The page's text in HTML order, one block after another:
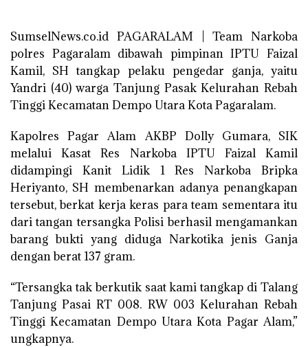
SumselNews.co.id PAGARALAM | Team Narkoba
polres Pagaralam dibawah pimpinan IPTU Faizal
Kamil, SH tangkap pelaku pengedar ganja, yaitu
Yandri (40) warga Tanjung Pasak Kelurahan Rebah
Tinggi Kecamatan Dempo Utara Kota Pagaralam.
Kapolres Pagar Alam AKBP Dolly Gumara, SIK
melalui Kasat Res Narkoba IPTU Faizal Kamil
didampingi Kanit Lidik 1 Res Narkoba Bripka
Heriyanto, SH membenarkan adanya penangkapan
tersebut, berkat kerja keras para team sementara itu
dari tangan tersangka Polisi berhasil mengamankan
barang bukti yang diduga Narkotika jenis Ganja
dengan berat 137 gram.
“Tersangka tak berkutik saat kami tangkap di Talang
Tanjung Pasai RT 008. RW 003 Kelurahan Rebah
Tinggi Kecamatan Dempo Utara Kota Pagar Alam,”
ungkapnya.